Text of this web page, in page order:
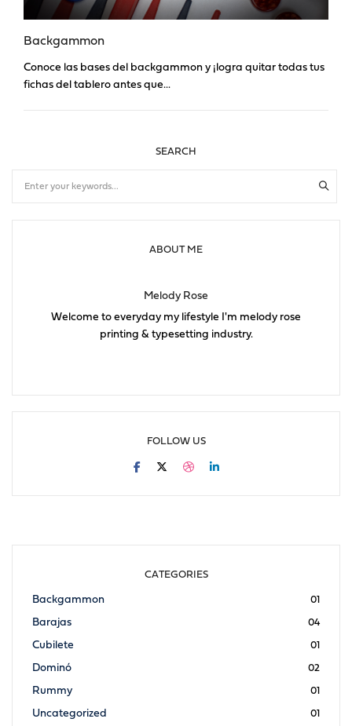
Backgammon
Conoce las bases del backgammon y ¡logra quitar todas tus
fichas del tablero antes que...
SEARCH
ABOUT ME
Melody Rose
Welcome to everyday my lifestyle I'm melody rose
printing & typesetting industry.
FOLLOW US
CATEGORIES
Backgammon 01
Barajas 04
Cubilete 01
Dominó 02
Rummy 01
Uncategorized 01